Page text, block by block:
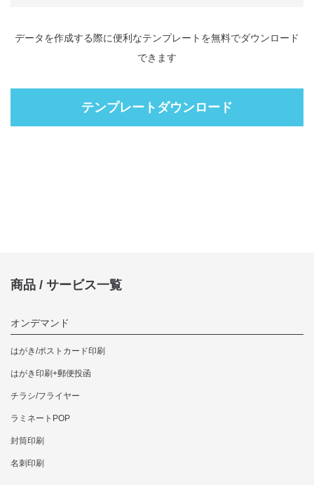
データを作成する際に便利なテンプレートを無料でダウンロード
できます
テンプレートダウンロード
商品 / サービス一覧
オンデマンド
はがき/ポストカード印刷
はがき印刷+郵便投函
チラシ/フライヤー
ラミネートPOP
封筒印刷
名刺印刷